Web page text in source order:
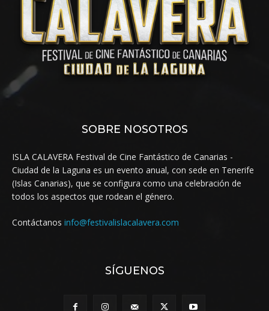
SOBRE NOSOTROS
ISLA CALAVERA Festival de Cine Fantástico de Canarias -
Ciudad de la Laguna es un evento anual, con sede en Tenerife
(Islas Canarias), que se configura como una celebración de
todos los aspectos que rodean el género.
Contáctanos info@festivalislacalavera.com
SÍGUENOS